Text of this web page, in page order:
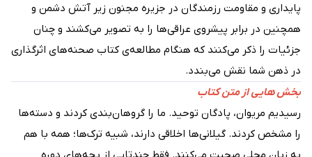
پایداری و مقاومت رزمندگان در جزیره مجنون زیر آتش دشمن و
همچنین در برابر پیشروی عراقی‌ها را به تصویر می‌کشند و چنان
جزئیات را ذکر می‌کنند که هنگام مطالعه‌ی کتاب صحنه‌های اثرگذاری
در ذهن شما نقش می‌بندد.
بخش هایی از متن کتاب
رسیدیم مریوان، پادگان توحید. ما را گروهان‌بندی کردند و دسته‌ها
را مشخص کردند. گیلانی‌ها اخلاقی دارند، شبیه ترک‌ها؛ همه با هم